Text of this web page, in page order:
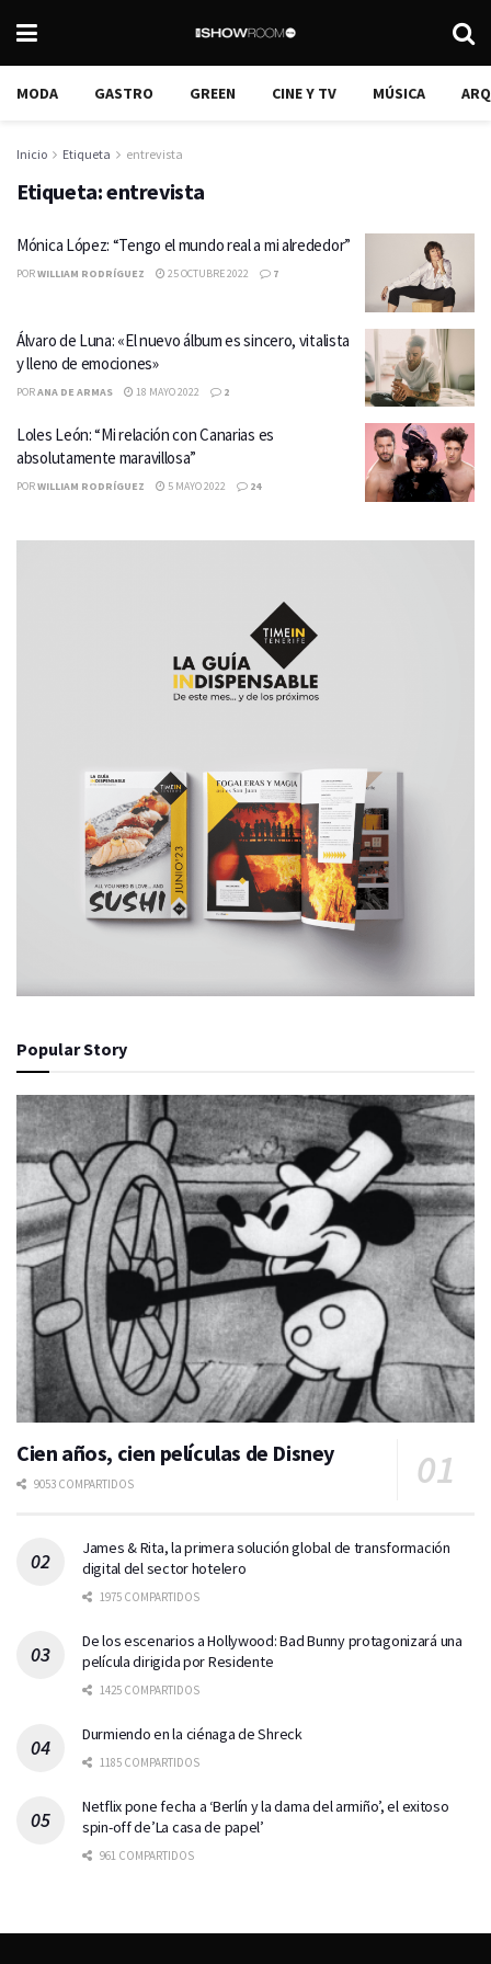
MODA GASTRO GREEN CINE Y TV MÚSICA
Inicio Etiqueta entrevista
Etiqueta:entrevista
Mónica López: “Tengo el mundo real a mi alrededor”
PORWILLIAM RODRÍGUEZ 25 OCTUBRE 2022 7
Álvaro de Luna: «El nuevo álbum es sincero, vitalista
y lleno de emociones»
PORANA DE ARMAS 18 MAYO 2022 2
Loles León: “Mi relación con Canarias es
absolutamente maravillosa”
PORWILLIAM RODRÍGUEZ 5 MAYO 2022 24
Popular Story
Cien años, cien películas de Disney
9053 COMPARTIDOS
James & Rita, la primera solución global de transformación
digital del sector hotelero
1975 COMPARTIDOS
De los escenarios a Hollywood: Bad Bunny protagonizará una
película dirigida por Residente
1425 COMPARTIDOS
Durmiendo en la ciénaga de Shreck
1185 COMPARTIDOS
Netflix pone fecha a ‘Berlín y la dama del armiño’, el exitoso
spin-off de’La casa de papel’
961 COMPARTIDOS